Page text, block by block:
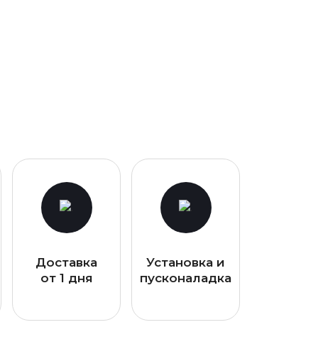
Доставка
от 1 дня
Установка и
пусконаладка